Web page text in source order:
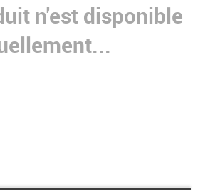
n'est disponible